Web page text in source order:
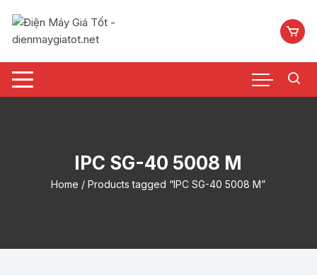
nội
IPC SG-40 5008 M
Home / Products tagged “IPC SG-40 5008 M”